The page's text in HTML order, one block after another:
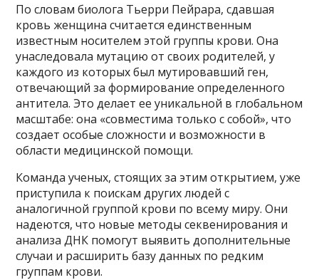
По словам биолога Тьерри Пейрара, сдавшая
кровь женщина считается единственным
известным носителем этой группы крови. Она
унаследовала мутацию от своих родителей, у
каждого из которых был мутировавший ген,
отвечающий за формирование определенного
антитела. Это делает ее уникальной в глобальном
масштабе: она «совместима только с собой», что
создает особые сложности и возможности в
области медицинской помощи.
Команда ученых, стоящих за этим открытием, уже
приступила к поискам других людей с
аналогичной группой крови по всему миру. Они
надеются, что новые методы секвенирования и
анализа ДНК помогут выявить дополнительные
случаи и расширить базу данных по редким
группам крови.